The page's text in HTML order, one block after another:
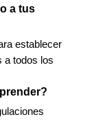
a tus
establecer
a todos los